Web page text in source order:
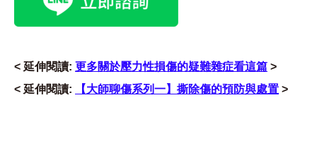
< 延伸閱讀: 更多關於壓力性損傷的疑難雜症看這篇 >
< 延伸閱讀:
【大師聊傷系列一】撕除傷的預防與處置 >